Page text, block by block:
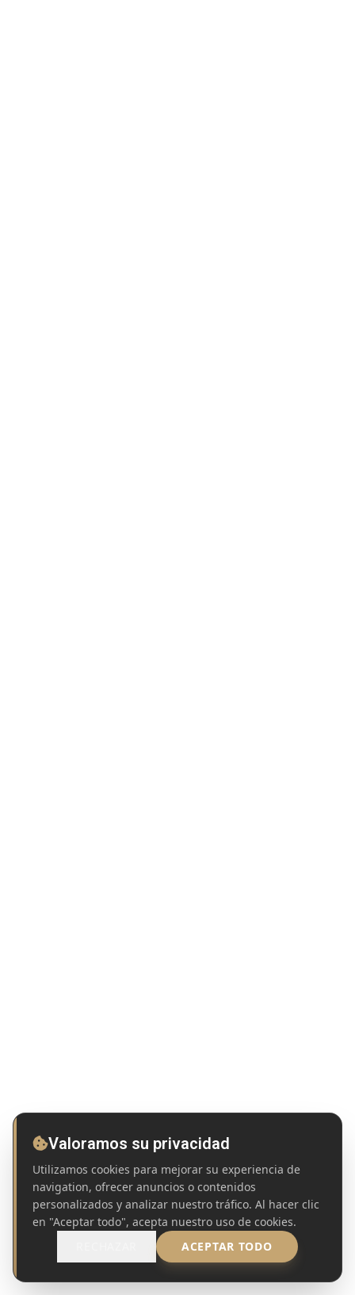
Valoramos su privacidad
Utilizamos cookies para mejorar su experiencia de
navigation, ofrecer anuncios o contenidos
personalizados y analizar nuestro tráfico. Al hacer clic
en "Aceptar todo", acepta nuestro uso de cookies.
ACEPTAR TODO